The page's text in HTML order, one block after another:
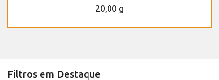
20,00 g
Filtros em Destaque